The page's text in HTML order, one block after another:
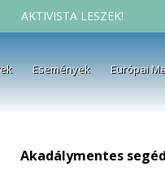
AKTIVISTA LESZEK!
Események Európai
Akadálymentes